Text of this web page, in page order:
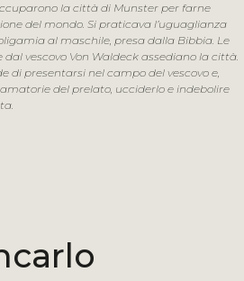
la città di Munster per farne
del mondo. Si praticava l’uguaglianza
al maschile, presa dalla Bibbia. Le
vescovo Von Waldeck assediano la città.
di presentarsi nel campo del vescovo e,
del prelato, ucciderlo e indebolire